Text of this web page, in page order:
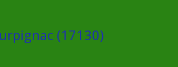
(17130)